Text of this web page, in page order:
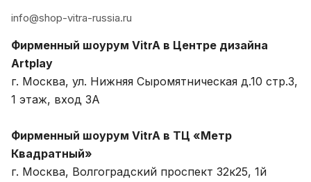
info@shop-vitra-russia.ru
Фирменный шоурум VitrA в Центре дизайна
Artplay
г. Москва, ул. Нижняя Сыромятническая д.10 стр.3,
1 этаж, вход 3A
Фирменный шоурум VitrA в ТЦ «Метр
Квадратный»
г. Москва, Волгоградский проспект 32к25, 1й